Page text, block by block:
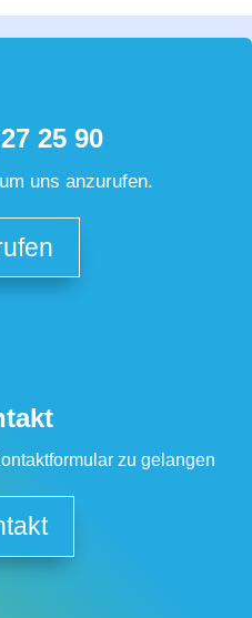
25 90
uns anzurufen.
zu gelangen